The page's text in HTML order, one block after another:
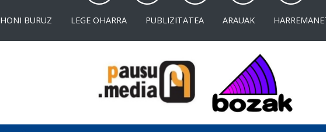
HONI BURUZ LEGE OHARRA PUBLIZITATEA ARAUAK